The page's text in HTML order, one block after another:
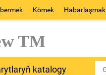
Kömek Habarlaşmak
TM
katalogy